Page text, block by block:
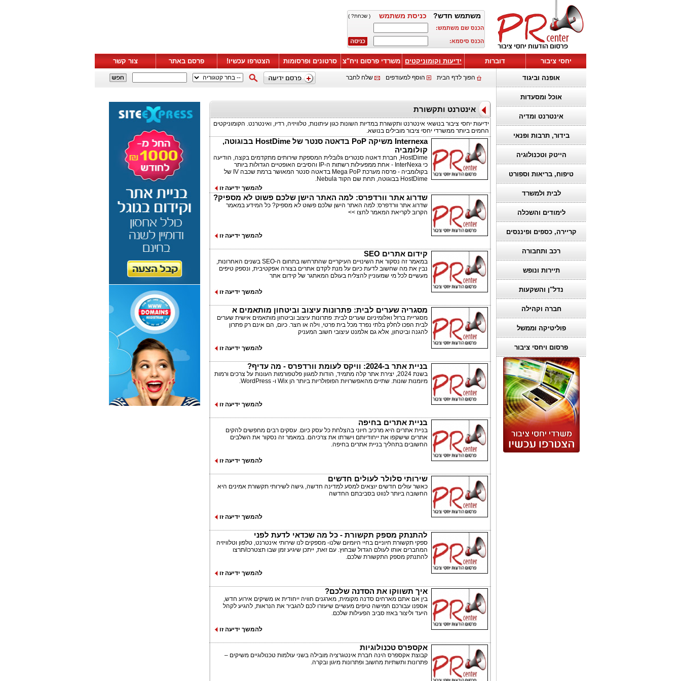
משתמש חדש? כניסת משתמש ( שכחת? )
הכנס שם משתמש:
הכנס סיסמא:
יחסי ציבור דוברות ידיעות וקומוניקטים משרדי פרסום ויח"צ סרטונים ופרסומות הצטרפו עכשיו! פרסם באתר צור קשר
אופנה וביגוד
אוכל ומסעדות
אינטרנט ומדיה
בידור, תרבות ופנאי
הייטק וטכנולוגיה
טיפוח, בריאות וספורט
לבית ולמשרד
לימודים והשכלה
קריירה, כספים ופיננסים
רכב ותחבורה
תיירות ונופש
נדל"ן והשקעות
חברה וקהילה
פוליטיקה וממשל
פרסום ויחסי ציבור
הפוך לדף הבית הוסף למעודפים שלח לחבר
אינטרנט ותקשורת
ידיעות יחסי ציבור בנושאי אינטרנט ותקשורת במדיות השונות כגון עיתונות, טלוויזיה, רדיו, ואינטרנט. הקומוניקטים
החמים ביותר ממשרדי יחסי ציבור מובילים בנושא.
Internexa משיקה PoP בדאטה סנטר של HostDime בבוגוטה,
קולומביה
HostDime, חברת דאטה סנטרים גלובלית המספקת שירותים מתקדמים בקצה, הודיעה
כי InterNexa - אחת ממפעילות רשתות ה-IP והסיבים האופטיים הגדולות ביותר
בקולומביה - פרסה מערכת Mega PoP בדאטה סנטר המאושר ברמת שכבה IV של
HostDime בבוגוטה, תחת שם הקוד Nebula.
להמשך ידיעה זו
שדרוג אתר וורדפרס: למה האתר הישן שלכם פשוט לא מספיק?
שדרוג אתר וורדפרס: למה האתר הישן שלכם פשוט לא מספיק? כל המידע במאמר
הקרוב לקריאת המאמר לחצו >>
להמשך ידיעה זו
קידום אתרים SEO
במאמר זה נסקור את השינויים העיקריים שהתרחשו בתחום ה-SEO בשנים האחרונות,
נבין את מה שחשוב לדעת כיום על מנת לקדם אתרים בצורה אפקטיבית, ונספק טיפים
מעשיים לכל מי שמעוניין להצליח בעולם המאתגר של קידום אתר
להמשך ידיעה זו
מסגריה שערים לבית: פתרונות עיצוב וביטחון מותאמים א
מסגריית ברזל ואלומיניום שערים לבית: פתרונות עיצוב וביטחון מותאמים אישית שערים
לבית הפכו לחלק בלתי נפרד מכל בית פרטי, וילה או חצר. כיום, הם אינם רק פתרון
להגנה וביטחון, אלא גם אלמנט עיצובי חשוב המעניק
להמשך ידיעה זו
בניית אתר ב-2024: וויקס לעומת וורדפרס - מה עדיף?
בשנת 2024, יצירת אתר קלה מתמיד, הודות למגוון פלטפורמות העונות על צרכים ורמות
מיומנות שונות. שתיים מהאפשרויות הפופולריות ביותר הן Wix ו- WordPress.
להמשך ידיעה זו
בניית אתרים בחיפה
בניית אתרים היא מרכיב חיוני בהצלחת כל עסק כיום. עסקים רבים מחפשים להקים
אתרים שישקפו את ייחודיותם וישרתו את צרכיהם. במאמר זה נסקור את השלבים
החשובים בתהליך בניית אתרים בחיפה.
להמשך ידיעה זו
שירותי סלולר לעולים חדשים
כאשר עולים חדשים יוצאים למסע למדינה חדשה, גישה לשירותי תקשורת אמינים היא
החשובה ביותר לנווט בסביבתם החדשה
להמשך ידיעה זו
להתנתק מספק תקשורת - כל מה שכדאי לדעת לפני
ספקי תקשורת חיוניים בחיי היומיום שלנו- מספקים לנו שירותי אינטרנט, טלפון וטלוויזיה
המחברים אותו לעולם הגדול שבחוץ. עם זאת, ייתכן שיגיע זמן שבו תצטרכו/תרצו
להתנתק מספק התקשורת שלכם.
להמשך ידיעה זו
איך תשווקו את הסדנה שלכם?
בין אם אתם מארחים סדנה מקומית, מארגנים חוויה ייחודית או משיקים אירוע חדש,
אספנו עבורכם חמישה טיפים מעשיים שיעזרו לכם להגביר את הנראות, להגיע לקהל
היעד וליצור באזז סביב הפעילות שלכם.
להמשך ידיעה זו
אקספרס טכנולוגיות
קבוצת אקספרס הינה חברת אינטגרציה מובילה בשני עולמות טכנולוגיים משיקים –
פתרונות ותשתיות מחשוב ופתרונות מיגון ובקרה.